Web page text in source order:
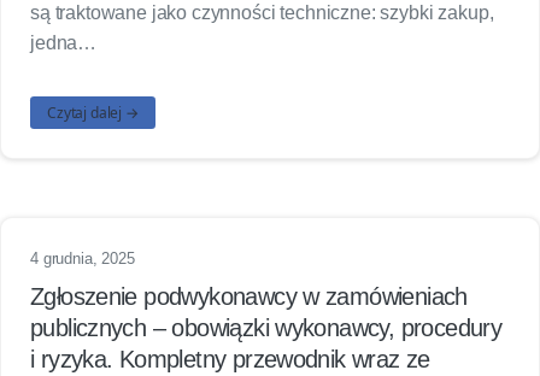
są traktowane jako czynności techniczne: szybki zakup,
jedna…
Czytaj dalej →
4 grudnia, 2025
Zgłoszenie podwykonawcy w zamówieniach
publicznych – obowiązki wykonawcy, procedury
i ryzyka. Kompletny przewodnik wraz ze